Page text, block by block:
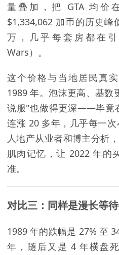
量叠加，把 GTA 均价
$1,334,062 加币的历史
万，几乎每套房都在
Wars）。
这个价格与当地居民真
1989 年。泡沫更高、基
说服"也做得更深——毕竟
连涨 20 多年，几乎每一
人地产从业者和博主分析
肌肉记忆，让 2022 年的
准。
对比三：同样是漫长等
1989 年的跌幅是 27% 至
年，随后又是 4 年横盘